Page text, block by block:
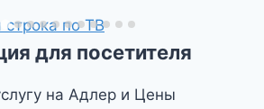
для посетителя
на Адлер и Цены